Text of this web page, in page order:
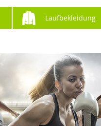
Laufbekleidung